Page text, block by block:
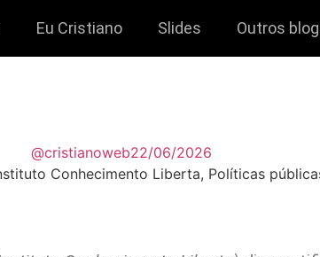
Eu Cristiano Slides Outros
@cristianoweb22/06/2026
Conhecimento Liberta, Políticas